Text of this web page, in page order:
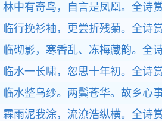
林中有奇鸟，自言是凤凰。全诗
临行挽衫袖，更尝折残菊。全诗
临砌影，寒香乱、冻梅藏韵。全
临水一长啸，忽思十年初。全诗
临水整乌纱。两鬓苍华。故乡心
霖雨泥我涂，流潦浩纵横。全诗